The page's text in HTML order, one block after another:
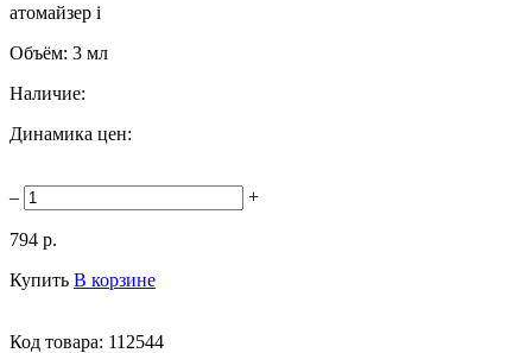
атомайзер i
Объём: 3 мл
Наличие:
Динамика цен:
– +
794 р.
Купить В корзине
Код товара: 112544